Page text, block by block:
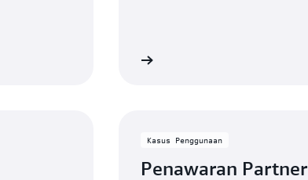
Kasus Penggunaan
Penawaran Partner